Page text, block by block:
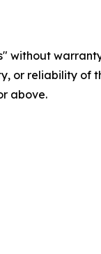
without
or reliability
above.